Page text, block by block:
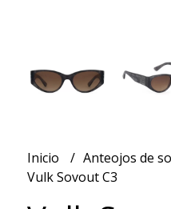
Inicio Anteojos de
Vulk Sovout C3